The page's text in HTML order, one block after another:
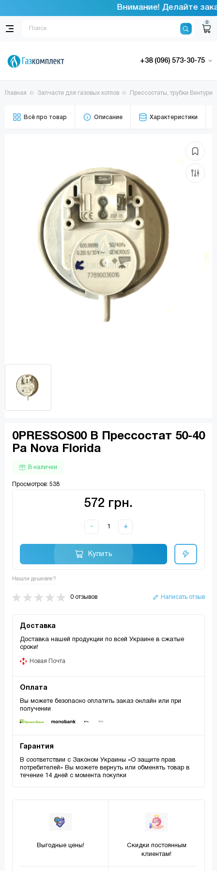
Внимание! Делайте
0
+38 (096) 573-30-75
Главная Запчасти для газовых котлов Прессостаты, трубки Вентури
Всё про товар Описание Характеристики
0PRESSOS00 B Прессостат 50-40
Pa Nova Florida
В наличии
Просмотров: 538
572 грн.
- +
Купить
Нашли дешевле?
0 отзывов Написать отзыв
Доставка
Доставка нашей продукции по всей Украине в сжатые
сроки!
Новая Почта
Оплата
Вы можете безопасно оплатить заказ онлайн или при
получении
Гарантия
В соответствии с Законом Украины «О защите прав
потребителей» Вы можете вернуть или обменять товар в
течение 14 дней с момента покупки
Выгодные цены!
Скидки постоянным
клиентам!